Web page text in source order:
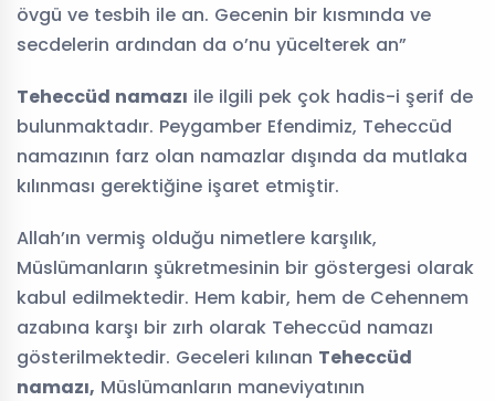
övgü ve tesbih ile an. Gecenin bir kısmında ve
secdelerin ardından da o’nu yücelterek an”
Teheccüd namazı ile ilgili pek çok hadis-i şerif de
bulunmaktadır. Peygamber Efendimiz, Teheccüd
namazının farz olan namazlar dışında da mutlaka
kılınması gerektiğine işaret etmiştir.
Allah’ın vermiş olduğu nimetlere karşılık,
Müslümanların şükretmesinin bir göstergesi olarak
kabul edilmektedir. Hem kabir, hem de Cehennem
azabına karşı bir zırh olarak Teheccüd namazı
gösterilmektedir. Geceleri kılınan Teheccüd
namazı, Müslümanların maneviyatının